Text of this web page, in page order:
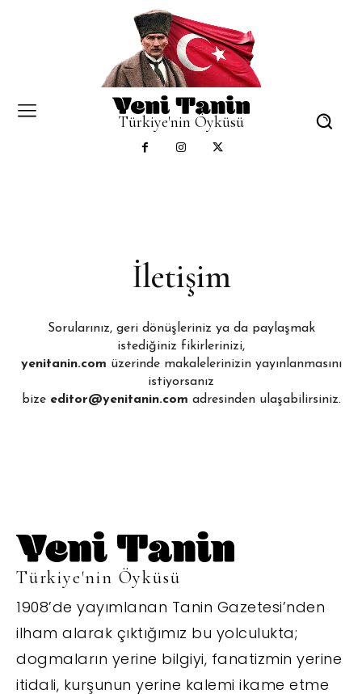
Türkiye'nin Öyküsü
İletişim
Sorularınız, geri dönüşleriniz ya da paylaşmak
istediğiniz fikirlerinizi,
yenitanin.com üzerinde makalelerinizin yayınlanmasını
istiyorsanız
bize editor@yenitanin.com adresinden ulaşabilirsiniz.
Türkiye'nin Öyküsü
1908’de yayımlanan Tanin Gazetesi’nden
ilham alarak çıktığımız bu yolculukta;
dogmaların yerine bilgiyi, fanatizmin yerine
itidali, kurşunun yerine kalemi ikame etme